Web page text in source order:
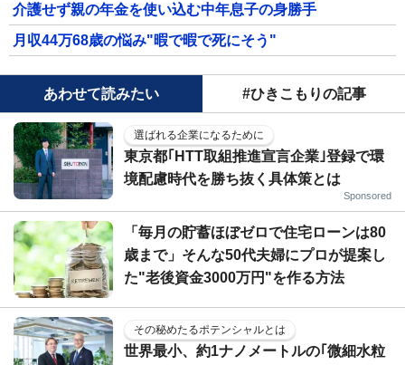
介護せず親の年金を使い込む中年息子の身勝手
月収44万68歳の悩み"暇で暇で死にそう"
あわせて読みたい #ひきこもりの記事
選ばれる企業になるために
東京都｢HTT取組推進宣言企業｣登録で環
境配慮時代を勝ち抜く具体策とは
Sponsored
「毎月の貯蓄ほぼゼロで住宅ローンは80
歳まで」そんな50代夫婦にプロが提案し
た"老後資金3000万円"を作る方法
その秘めたるポテンシャルとは
世界最小、約1ナノメートルの｢微細水粒